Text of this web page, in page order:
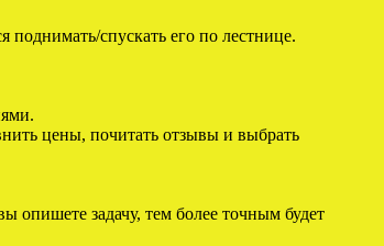
поднимать/спускать его по лестнице.
цены, почитать отзывы и выбрать
опишете задачу, тем более точным будет